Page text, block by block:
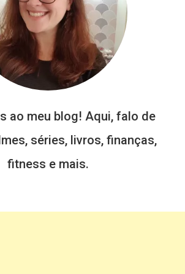
ao meu blog! Aqui, falo de
séries, livros, finanças,
fitness e mais.